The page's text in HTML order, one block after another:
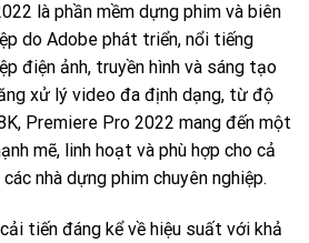
là phần mềm dựng phim và biên
do Adobe phát triển, nổi tiếng
điện ảnh, truyền hình và sáng tạo
xử lý video đa định dạng, từ độ
Premiere Pro 2022 mang đến một
mẽ, linh hoạt và phù hợp cho cả
nhà dựng phim chuyên nghiệp.
tiến đáng kể về hiệu suất với khả